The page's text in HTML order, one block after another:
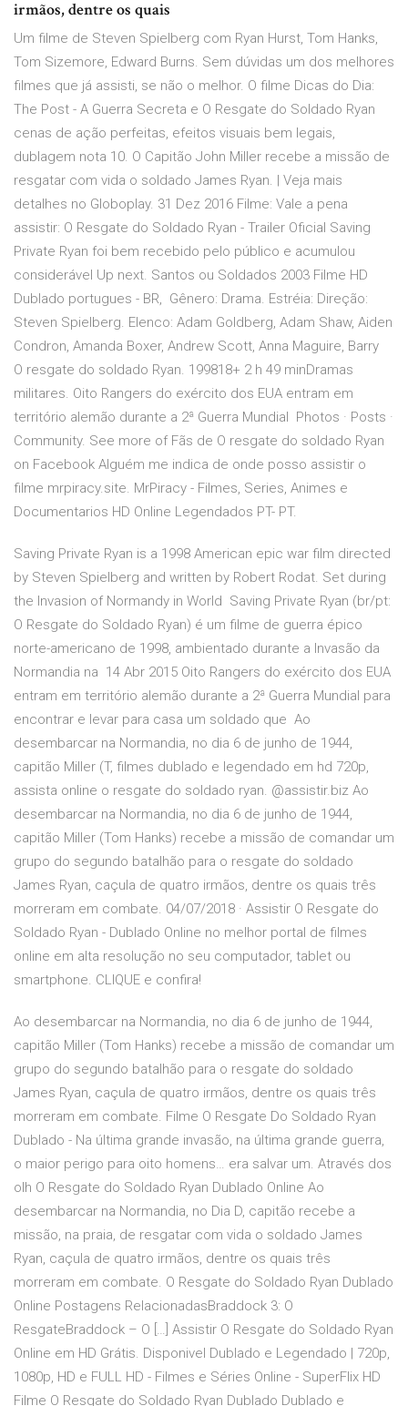
irmãos, dentre os quais
Um filme de Steven Spielberg com Ryan Hurst, Tom Hanks,
Tom Sizemore, Edward Burns. Sem dúvidas um dos melhores
filmes que já assisti, se não o melhor. O filme Dicas do Dia:
The Post - A Guerra Secreta e O Resgate do Soldado Ryan
cenas de ação perfeitas, efeitos visuais bem legais,
dublagem nota 10. O Capitão John Miller recebe a missão de
resgatar com vida o soldado James Ryan. | Veja mais
detalhes no Globoplay. 31 Dez 2016 Filme: Vale a pena
assistir: O Resgate do Soldado Ryan - Trailer Oficial Saving
Private Ryan foi bem recebido pelo público e acumulou
considerável Up next. Santos ou Soldados 2003 Filme HD
Dublado portugues - BR, Gênero: Drama. Estréia: Direção:
Steven Spielberg. Elenco: Adam Goldberg, Adam Shaw, Aiden
Condron, Amanda Boxer, Andrew Scott, Anna Maguire, Barry
O resgate do soldado Ryan. 199818+ 2 h 49 minDramas
militares. Oito Rangers do exército dos EUA entram em
território alemão durante a 2ª Guerra Mundial Photos · Posts ·
Community. See more of Fãs de O resgate do soldado Ryan
on Facebook Alguém me indica de onde posso assistir o
filme mrpiracy.site. MrPiracy - Filmes, Series, Animes e
Documentarios HD Online Legendados PT- PT.
Saving Private Ryan is a 1998 American epic war film directed
by Steven Spielberg and written by Robert Rodat. Set during
the Invasion of Normandy in World Saving Private Ryan (br/pt:
O Resgate do Soldado Ryan) é um filme de guerra épico
norte-americano de 1998, ambientado durante a Invasão da
Normandia na 14 Abr 2015 Oito Rangers do exército dos EUA
entram em território alemão durante a 2ª Guerra Mundial para
encontrar e levar para casa um soldado que Ao
desembarcar na Normandia, no dia 6 de junho de 1944,
capitão Miller (T, filmes dublado e legendado em hd 720p,
assista online o resgate do soldado ryan. @assistir.biz Ao
desembarcar na Normandia, no dia 6 de junho de 1944,
capitão Miller (Tom Hanks) recebe a missão de comandar um
grupo do segundo batalhão para o resgate do soldado
James Ryan, caçula de quatro irmãos, dentre os quais três
morreram em combate. 04/07/2018 · Assistir O Resgate do
Soldado Ryan - Dublado Online no melhor portal de filmes
online em alta resolução no seu computador, tablet ou
smartphone. CLIQUE e confira!
Ao desembarcar na Normandia, no dia 6 de junho de 1944,
capitão Miller (Tom Hanks) recebe a missão de comandar um
grupo do segundo batalhão para o resgate do soldado
James Ryan, caçula de quatro irmãos, dentre os quais três
morreram em combate. Filme O Resgate Do Soldado Ryan
Dublado - Na última grande invasão, na última grande guerra,
o maior perigo para oito homens… era salvar um. Através dos
olh O Resgate do Soldado Ryan Dublado Online Ao
desembarcar na Normandia, no Dia D, capitão recebe a
missão, na praia, de resgatar com vida o soldado James
Ryan, caçula de quatro irmãos, dentre os quais três
morreram em combate. O Resgate do Soldado Ryan Dublado
Online Postagens RelacionadasBraddock 3: O
ResgateBraddock – O […] Assistir O Resgate do Soldado Ryan
Online em HD Grátis. Disponivel Dublado e Legendado | 720p,
1080p, HD e FULL HD - Filmes e Séries Online - SuperFlix HD
Filme O Resgate do Soldado Ryan Dublado Dublado e